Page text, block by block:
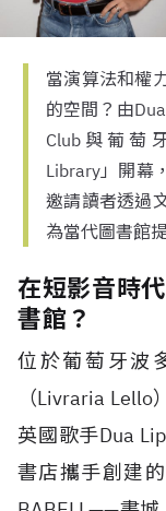
當演算法和權
的空間？由
Club與葡萄
Library」開幕
邀請讀者透過
為當代圖書館
在短影音時
書館？
位於葡萄牙波
（Livraria Lello
英國歌手Dua
書店攜手創建的